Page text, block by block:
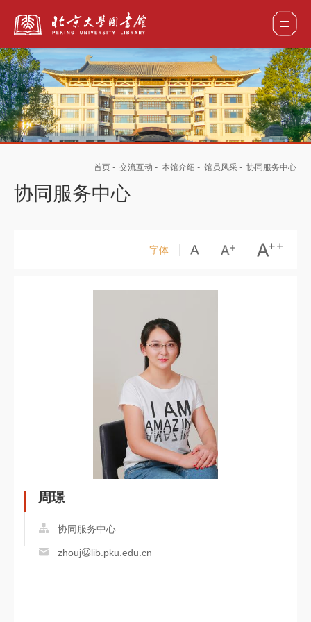
全部资源
首页 - 交流互动 - 本馆介绍 - 馆员风采 - 协同服务中心
协同服务中心
字体
周璟
协同服务中心
zhouj lib.pku.edu.cn